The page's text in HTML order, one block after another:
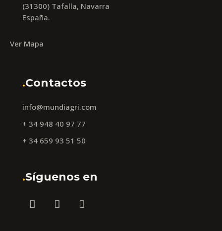
(31300) Tafalla, Navarra
España.
Ver Mapa
.Contactos
info@mundiagri.com
+ 34 948 40 97 77
+ 34 659 93 51 50
.Síguenos en